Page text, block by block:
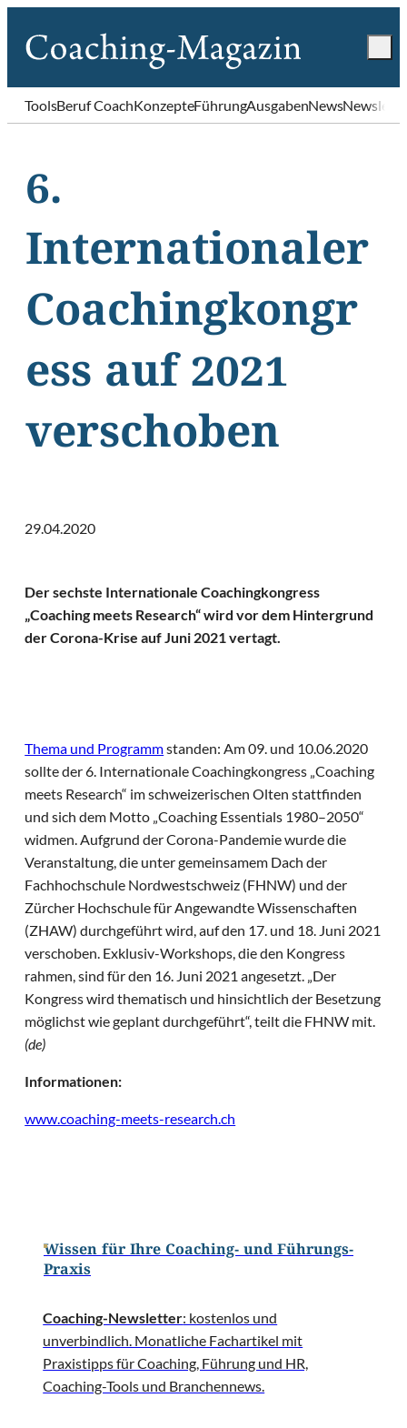
ToolsBeruf CoachKonzepteFührungAusgabenNews
6.
Internationaler
Coachingkongr
ess auf 2021
verschoben
29.04.2020
Der sechste Internationale Coachingkongress
„Coaching meets Research“ wird vor dem Hintergrund
der Corona-Krise auf Juni 2021 vertagt.
Thema und Programmstanden: Am 09. und 10.06.2020
sollte der 6. Internationale Coachingkongress „Coaching
meets Research“ im schweizerischen Olten stattfinden
und sich dem Motto „Coaching Essentials 1980–2050“
widmen. Aufgrund der Corona-Pandemie wurde die
Veranstaltung, die unter gemeinsamem Dach der
Fachhochschule Nordwestschweiz (FHNW) und der
Zürcher Hochschule für Angewandte Wissenschaften
(ZHAW) durchgeführt wird, auf den 17. und 18. Juni 2021
verschoben. Exklusiv-Workshops, die den Kongress
rahmen, sind für den 16. Juni 2021 angesetzt. „Der
Kongress wird thematisch und hinsichtlich der Besetzung
möglichst wie geplant durchgeführt“, teilt die FHNW mit.
(de)
Informationen:
www.coaching-meets-research.ch
Wissen für Ihre Coaching- und Führungs-
Praxis
Coaching-Newsletter: kostenlos und
unverbindlich. Monatliche Fachartikel mit
Praxistipps für Coaching, Führung und HR,
Coaching-Tools und Branchennews.